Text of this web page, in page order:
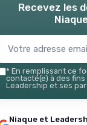
＋
Recevez les
* En remplissant ce
contacté(e) à des
Leadership et ses
Niaque et